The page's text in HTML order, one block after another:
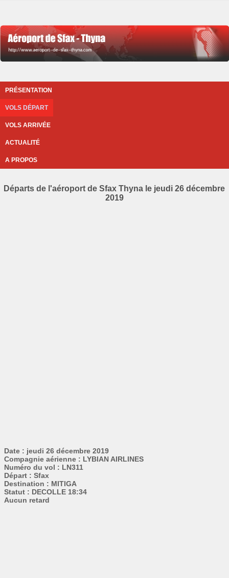
PRÉSENTATION
VOLS DÉPART
VOLS ARRIVÉE
ACTUALITÉ
A PROPOS
Départs de l'aéroport de Sfax Thyna le jeudi 26 décembre
2019
Date : jeudi 26 décembre 2019
Compagnie aérienne : LYBIAN AIRLINES
Numéro du vol : LN311
Départ : Sfax
Destination : MITIGA
Statut : DECOLLE 18:34
Aucun retard